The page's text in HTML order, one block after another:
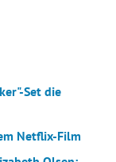
Set die
Netflix-Film